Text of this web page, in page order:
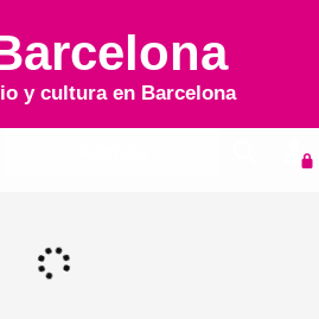
y cultura en Barcelona